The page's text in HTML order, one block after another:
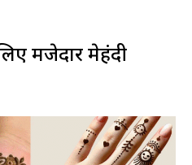
मजेदार मेहंदी